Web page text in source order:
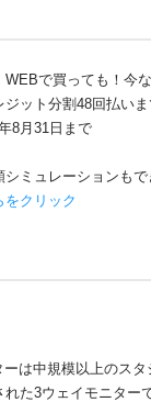
で買っても！今
ット分割48回払いま
8月31日まで
シミュレーションもで
をクリック
は中規模以上のス
れた3ウェイモニター